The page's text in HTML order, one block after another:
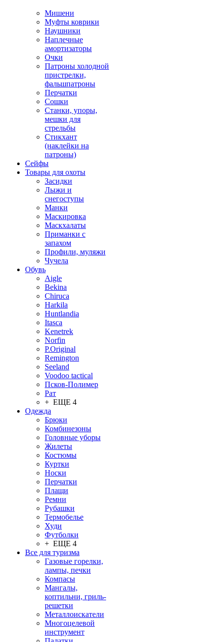
Мишени
Муфты коврики
Наушники
Наплечные
амортизаторы
Очки
Патроны холодной
пристрелки,
фальшпатроны
Перчатки
Сошки
Станки, упоры,
мешки для
стрельбы
Стикхант
(наклейки на
патроны)
Сейфы
Товары для охоты
Засидки
Лыжи и
снегоступы
Манки
Маскировка
Маскхалаты
Приманки с
запахом
Профили, муляжи
Чучела
Обувь
Aigle
Bekina
Chiruсa
Harkila
Huntlandia
Itasca
Kenetrek
Norfin
P.Original
Remington
Seeland
Voodoo tactical
Псков-Полимер
Рат
+ ЕЩЕ 4
Одежда
Брюки
Комбинезоны
Головные уборы
Жилеты
Костюмы
Куртки
Носки
Перчатки
Плащи
Ремни
Рубашки
Термобелье
Худи
Футболки
+ ЕЩЕ 4
Все для туризма
Газовые горелки,
лампы, печки
Компасы
Мангалы,
коптильни, гриль-
решетки
Металлоискатели
Многоцелевой
инструмент